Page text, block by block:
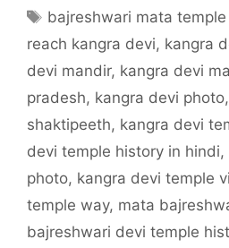
Tags
bajreshwari mata
reach kangra devi, kangra
devi mandir, kangra devi
pradesh, kangra devi photo,
shaktipeeth, kangra devi
devi temple history in hindi,
photo, kangra devi temple
temple way, mata
bajreshwari devi temple